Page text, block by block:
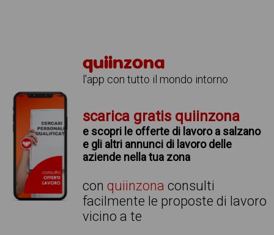
quiinzona
l'app con tutto il mondo intorno
scarica gratis quiinzona
e scopri le offerte di lavoro a salzano
e gli altri annunci di lavoro delle
aziende nella tua zona
conquiinzona consulti
facilmente le proposte di lavoro
vicino a te